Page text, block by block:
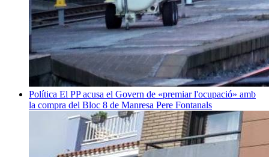
Política El PP acusa el Govern de «premiar l'ocupació» amb
la compra del Bloc 8 de Manresa Pere Fontanals